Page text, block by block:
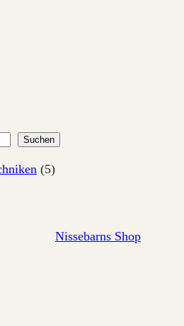
Suchen
(5)
Nissebarns Shop